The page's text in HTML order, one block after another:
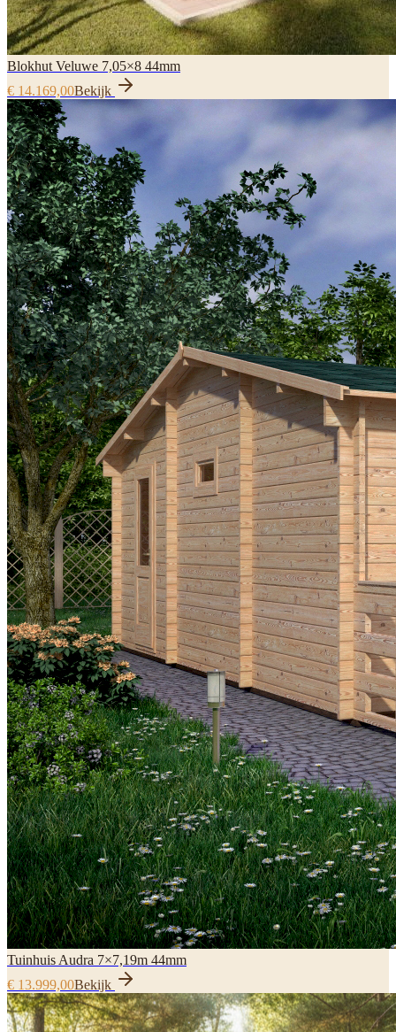
Blokhut Veluwe 7,05×8 44mm
€ 14.169,00Bekijk
Tuinhuis Audra 7×7,19m 44mm
€ 13.999,00Bekijk